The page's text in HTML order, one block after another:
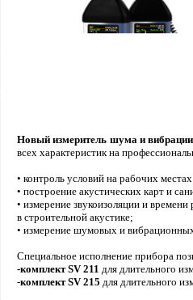
Новый измеритель шума и
всех характеристик на
• контроль условий на рабочих
• построение акустических карт и
• измерение звукоизоляции и времени
в строительной акустике;
• измерение шумовых и вибрационных
Специальное исполнение прибора
-комплект SV 211 для длительного
-комплект SV 215 для длительного